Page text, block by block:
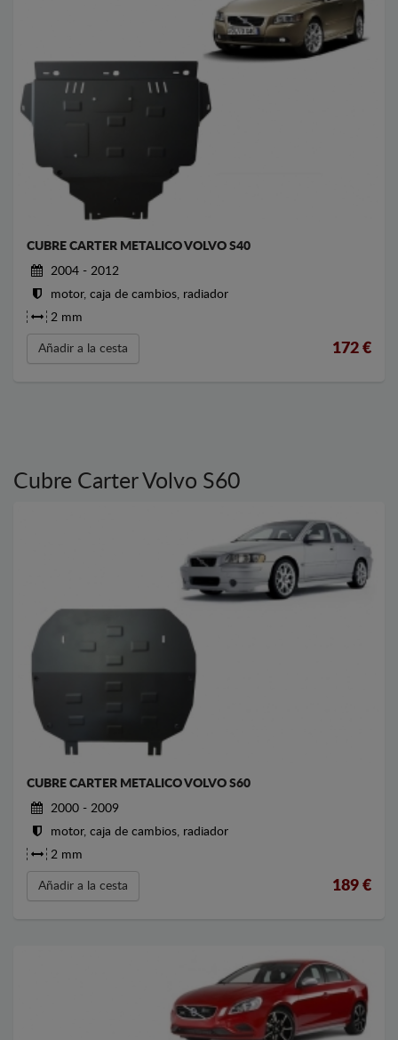
CUBRE CARTER METALICO VOLVO S40
2004 - 2012
motor, caja de cambios, radiador
2 mm
Añadir a la cesta 172 €
Cubre Carter Volvo S60
CUBRE CARTER METALICO VOLVO S60
2000 - 2009
motor, caja de cambios, radiador
2 mm
Añadir a la cesta 189 €